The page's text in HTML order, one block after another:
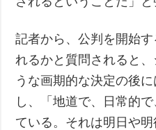
記者から、公判を開始
れるかと質問されると
うな画期的な決定の後
し、「地道で、日常的
ている。それは明日や